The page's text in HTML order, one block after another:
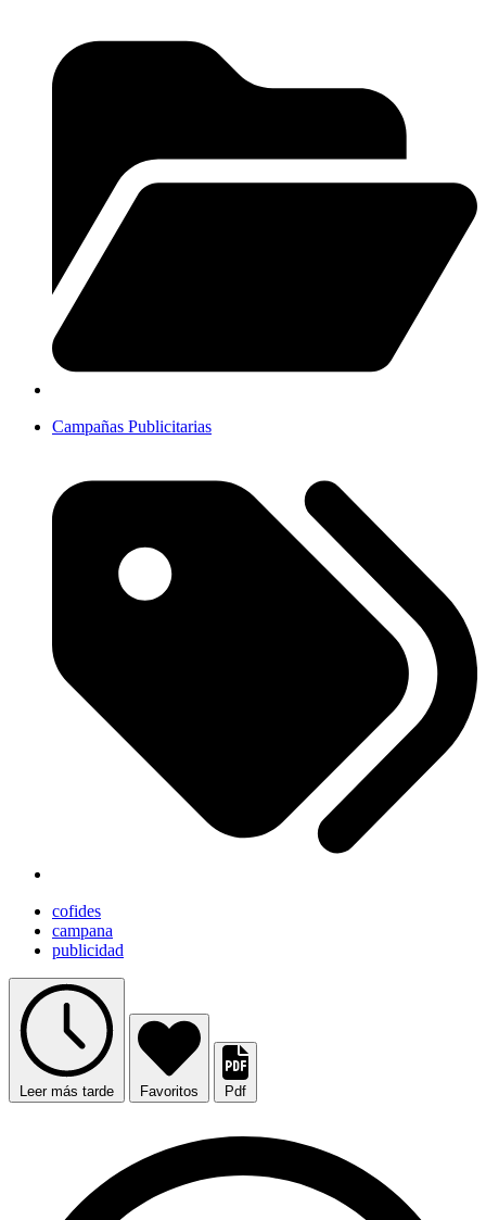
Campañas Publicitarias
cofides
campana
publicidad
Leer más tarde Favoritos Pdf